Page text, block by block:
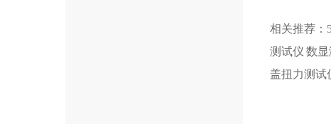
相关推荐：
测试仪 数
盖扭力测试